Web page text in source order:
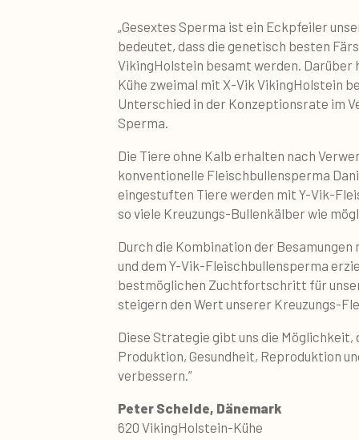
„Gesextes Sperma ist ein Eckpfeiler
bedeutet, dass die genetisch besten
VikingHolstein besamt werden. Darüber
Kühe zweimal mit X-Vik VikingHolstein
Unterschied in der Konzeptionsrate im
Sperma.
Die Tiere ohne Kalb erhalten nach
konventionelle Fleischbullensperma
eingestuften Tiere werden mit Y-Vik-
so viele Kreuzungs-Bullenkälber wie
Durch die Kombination der
und dem Y-Vik-Fleischbullensperma
bestmöglichen Zuchtfortschritt für
steigern den Wert unserer Kreuzungs-
Diese Strategie gibt uns die Möglichkeit,
Produktion, Gesundheit, Reproduktion
verbessern.”
Peter Schelde, Dänemark
620 VikingHolstein-Kühe